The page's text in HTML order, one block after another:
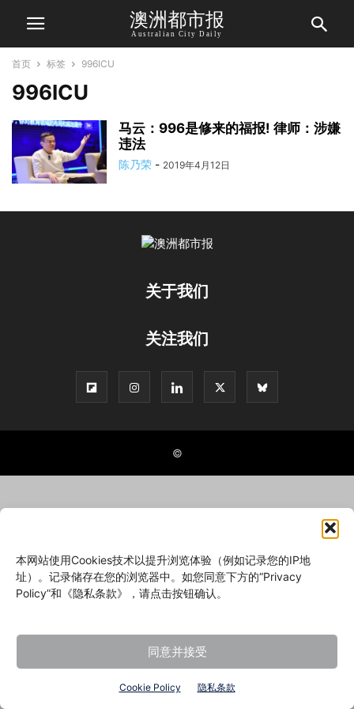
本网站使用Cookies技术以提升浏览体验（例如记录您的IP地
址）。记录储存在您的浏览器中。如您同意下方的“Privacy
Policy”和《隐私条款》，请点击按钮确认。
同意并接受
Cookie Policy 隐私条款
澳洲都市报
Australian City Daily
首页 标签 996ICU
996ICU
马云：996是修来的福报! 律师：涉嫌
违法
陈乃荣 - 2019年4月12日
关于我们
关注我们
©